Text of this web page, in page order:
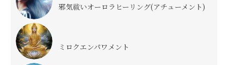
邪気祓いオーロラヒーリング(アチューメント)
ミロクエンパワメント